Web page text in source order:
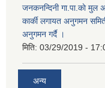
जनकनन्दिनी गा.पा.काे मुल
कार्की लगायत अनुगमन
अनुगमन गर्दै ।
मिति: 03/29/2019 -
अन्य